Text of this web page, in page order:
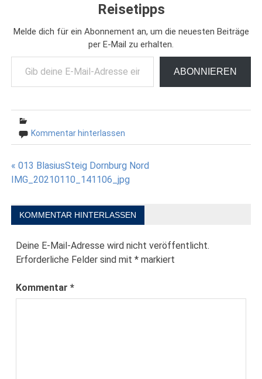
Reisetipps
Melde dich für ein Abonnement an, um die neuesten Beiträge
per E-Mail zu erhalten.
Gib deine E-Mail-Adresse ein ...
ABONNIEREN
Kommentar hinterlassen
Beitragsnavigation
« 013 BlasiusSteig Dornburg Nord
IMG_20210110_141106_jpg
KOMMENTAR HINTERLASSEN
Deine E-Mail-Adresse wird nicht veröffentlicht.
Erforderliche Felder sind mit* markiert
Kommentar*